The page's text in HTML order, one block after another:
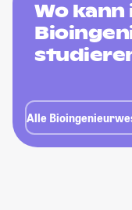
Wo kann
Alle